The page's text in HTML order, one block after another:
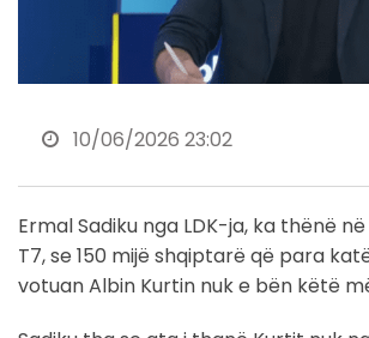
10/06/2026 23:02
Ermal Sadiku nga LDK-ja, ka thënë në
T7, se 150 mijë shqiptarë që para
votuan Albin Kurtin nuk e bën këtë